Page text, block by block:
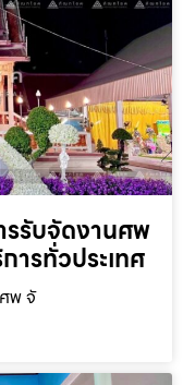
รรับจัดงานศพ
ารทั่วประเทศ
พ จั